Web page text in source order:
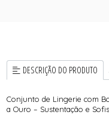
DESCRIÇÃO DO PRODUTO
Conjunto de Lingerie com
a Ouro – Sustentação e